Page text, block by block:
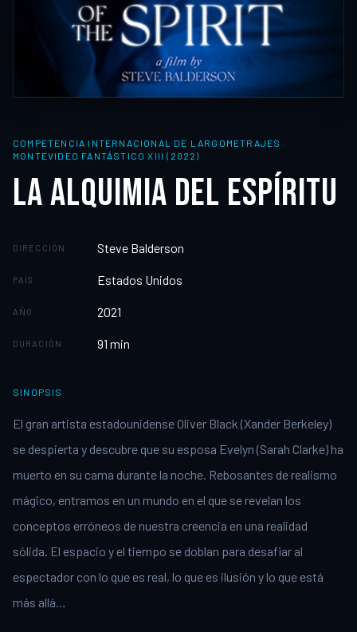
COMPETENCIA INTERNACIONAL DE LARGOMETRAJES ·
MONTEVIDEO FANTÁSTICO XIII (2022)
LA ALQUIMIA DEL ESPÍRITU
DIRECCIÓN Steve Balderson
PAÍS Estados Unidos
AÑO 2021
DURACIÓN 91 min
SINOPSIS
El gran artista estadounidense Oliver Black (Xander Berkeley)
se despierta y descubre que su esposa Evelyn (Sarah Clarke) ha
muerto en su cama durante la noche. Rebosantes de realismo
mágico, entramos en un mundo en el que se revelan los
conceptos erróneos de nuestra creencia en una realidad
sólida. El espacio y el tiempo se doblan para desafiar al
espectador con lo que es real, lo que es ilusión y lo que está
más allá…